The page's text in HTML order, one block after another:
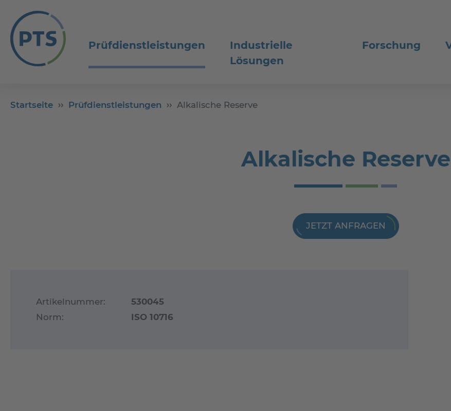
Prüfdienstleistungen
Industrielle
Lösungen
Forschung
Startseite Prüfdienstleistungen Alkalische Reserve
Alkalische Reserve
JETZT ANFRAGEN
Artikelnummer:
530045
Norm:
ISO 10716